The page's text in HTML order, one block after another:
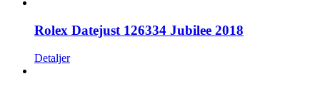
Rolex Datejust 126334 Jubilee 2018
Detaljer